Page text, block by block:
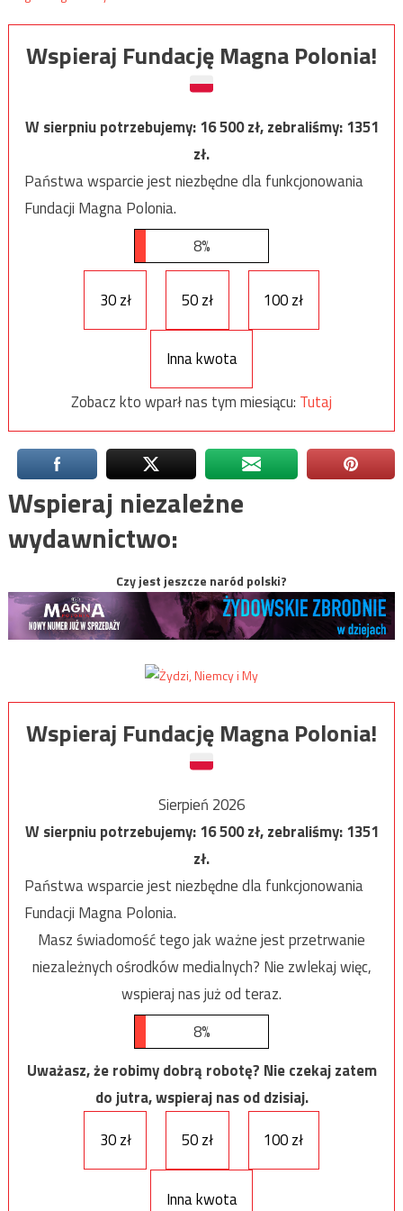
Wspieraj Fundację Magna Polonia!
W sierpniu potrzebujemy:16 500zł, zebraliśmy:1351
zł.
Państwa wsparcie jest niezbędne dla funkcjonowania
Fundacji Magna Polonia.
8%
30 zł 50 zł 100 zł
Inna kwota
Zobacz kto wparł nas tym miesiącu: Tutaj
Wspieraj niezależne
wydawnictwo:
Czy jest jeszcze naród polski?
Wspieraj Fundację Magna Polonia!
Sierpień 2026
W sierpniu potrzebujemy:16 500zł, zebraliśmy:1351
zł.
Państwa wsparcie jest niezbędne dla funkcjonowania
Fundacji Magna Polonia.
Masz świadomość tego jak ważne jest przetrwanie
niezależnych ośrodków medialnych? Nie zwlekaj więc,
wspieraj nas już od teraz.
8%
Uważasz, że robimy dobrą robotę? Nie czekaj zatem
do jutra, wspieraj nas od dzisiaj.
30 zł
50 zł 100 zł
Inna kwota